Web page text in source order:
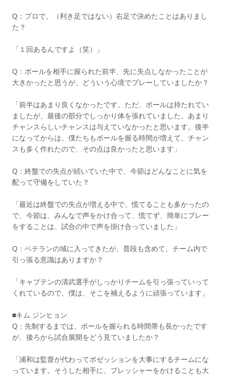
Q：プロで、（利き足ではない）右足で決めたことはありまし
た？
「１回あるんですよ（笑）」
Q：ボールを相手に握られた前半、先に失点しなかったことが
大きかったと思うが、どういう心境でプレーしていましたか？
「前半はあまり良くなかったです。ただ、ボールは持たれてい
ましたが、最後の部分でしっかり体を張れていました。あまり
チャンスらしいチャンスは与えていなかったと思います。後半
になってからは、僕たちもボールを握る時間が増えて、チャン
スも多く作れたので、その点は良かったと思います」
Q：終盤での失点が続いていた中で、今節はどんなことに気を
配って守備をしていた？
「最近は終盤での失点が増える中で、慌てることも多かったの
で、今節は、みんなで声をかけ合って、慌てず、簡単にプレー
をすることは、試合の中で声を掛け合っていました」
Q：ベテランの域に入ってきたが、普段も含めて、チーム内で
引っ張る意識はありますか？
「キャプテンの清武選手がしっかりチームを引っ張っていって
くれているので、僕は、そこを補えるように頑張っています」
■キム ジンヒョン
Q：先制するまでは、ボールを握られる時間帯も長かったです
が、後ろから試合展開をどう見ていましたか？
「浦和は監督が代わってポゼッションを大事にするチームにな
っています。そうした相手に、プレッシャーをかけることも大